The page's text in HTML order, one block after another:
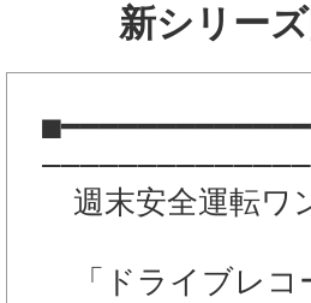
新シリー
週末安全運転ワ
「ドライブレコ